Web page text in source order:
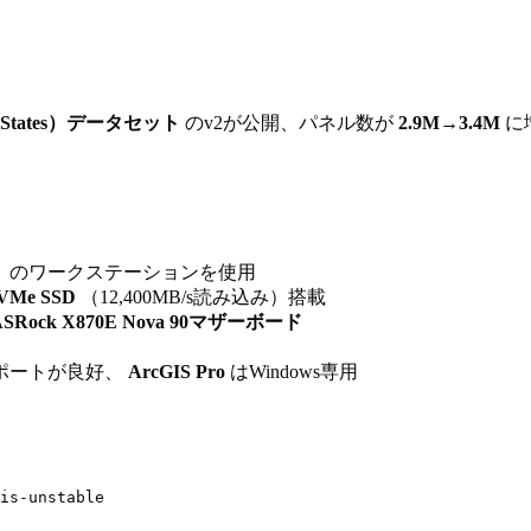
）データセット のv2が公開、パネル数が 2.9M→3.4M に
のワークステーションを使用
SSD （12,400MB/s読み込み）搭載
X870E Nova 90マザーボード
ートが良好、 ArcGIS Pro はWindows専用
unstable